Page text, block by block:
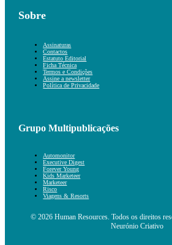
Sobre
Assinaturas
Contactos
Estatuto Editorial
Ficha Técnica
Termos e Condições
Assine a newsletter
Política de Privacidade
Grupo Multipublicações
Automonitor
Executive Digest
Forever Young
Kids Marketeer
Marketeer
Risco
Viagens & Resorts
© 2026 Human Resources. Todos os direitos
Neurónio Criativo